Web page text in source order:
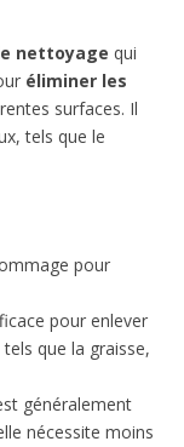
nettoyage qui
éliminer les
surfaces. Il
tels que le
pour
pour enlever
que la graisse,
généralement
nécessite moins